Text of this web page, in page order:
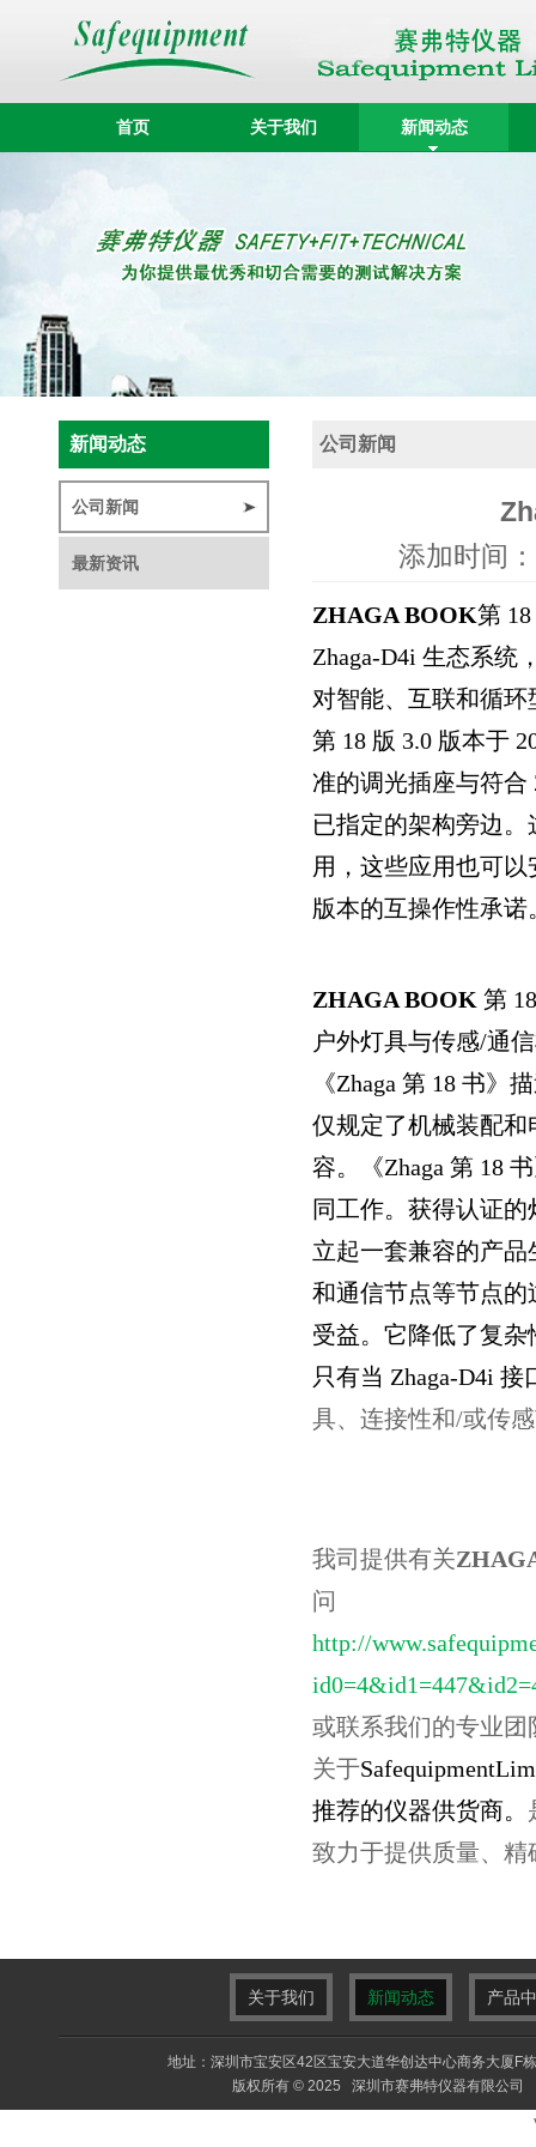
首页 关于我们 新闻动态
新闻动态
公司新闻
最新资讯
公司新闻
添加时间
ZHAGA BOOK第 18
Zhaga-D4i 生态系统
对智能、互联和循
第 18 版 3.0 版本于
准的调光插座与符合
已指定的架构旁边
用，这些应用也可
版本的互操作性承诺
ZHAGA BOOK 第
户外灯具与传感/通
《Zhaga 第 18 书》
仅规定了机械装配
容。《Zhaga 第 18
同工作。获得认证
立起一套兼容的产
和通信节点等节点
受益。它降低了复
只有当 Zhaga-D4i 接
具、连接性和/或传
我司提供有关
问
http://
或联系我们的专业团
关于
推荐的仪器供货商。
致力于提供质量、
关于我们 新闻动态 产品
地址：深圳市宝安区42区宝安大道华创达中心商务大
版权所有 © 2025 深圳市赛弗特仪器有限